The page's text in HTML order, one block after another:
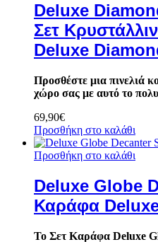
Deluxe
Σετ
Deluxe
Προσθέστε μια πινελιά
χώρο σας με αυτό το
69,90€
Προσθήκη στο καλάθι
Προσθήκη στο καλάθι
Deluxe Globe
Καράφα
Το Σετ Καράφα Deluxe